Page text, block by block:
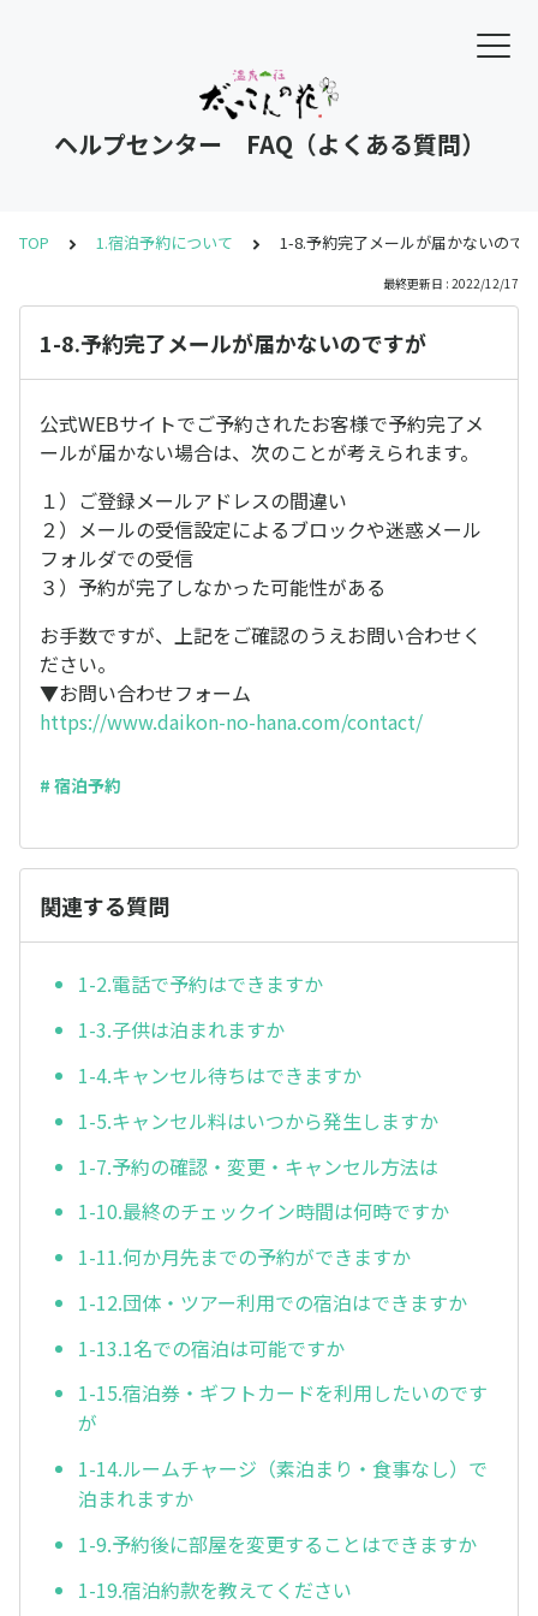
ヘルプセンター FAQ（よくある質問）
TOP 1.宿泊予約について 1-8.予約完了メールが届かないので
最終更新日 : 2022/12/17
1-8.予約完了メールが届かないのですが
公式WEBサイトでご予約されたお客様で予約完了メ
ールが届かない場合は、次のことが考えられます。
１）ご登録メールアドレスの間違い
２）メールの受信設定によるブロックや迷惑メール
フォルダでの受信
３）予約が完了しなかった可能性がある
お手数ですが、上記をご確認のうえお問い合わせく
ださい。
▼お問い合わせフォーム
https://www.daikon-no-hana.com/contact/
# 宿泊予約
関連する質問
1-2.電話で予約はできますか
1-3.子供は泊まれますか
1-4.キャンセル待ちはできますか
1-5.キャンセル料はいつから発生しますか
1-7.予約の確認・変更・キャンセル方法は
1-10.最終のチェックイン時間は何時ですか
1-11.何か月先までの予約ができますか
1-12.団体・ツアー利用での宿泊はできますか
1-13.1名での宿泊は可能ですか
1-15.宿泊券・ギフトカードを利用したいのです
が
1-14.ルームチャージ（素泊まり・食事なし）で
泊まれますか
1-9.予約後に部屋を変更することはできますか
1-19.宿泊約款を教えてください